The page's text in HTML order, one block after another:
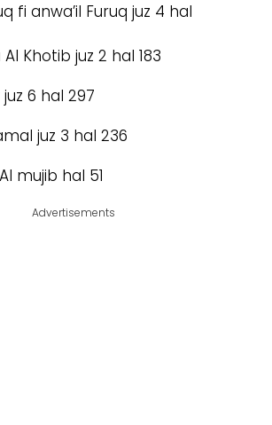
fi anwa’il Furuq juz 4 hal
Khotib juz 2 hal 183
6 hal 297
juz 3 hal 236
mujib hal 51
Advertisements